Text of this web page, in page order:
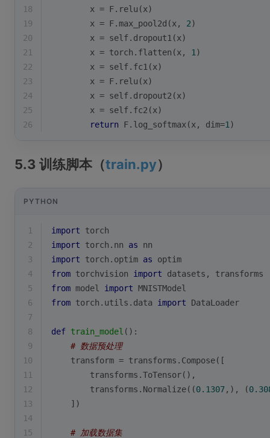
18
        x = F.relu(x)
19
        x = F.max_pool2d(x,
2)
20
        x = self.dropout1(x)
21
        x = torch.flatten(x,
1 )
22
        x = self.fc1(x)
23
        x = F.relu(x)
24
        x = self.dropout2(x)
25
        x = self.fc2(x)
26
return F.log_softmax(x, dim=1 )
5.3 训练脚本（train.py）
PYTHON
1 import torch
2
import torch.nn as nn
3
import torch.optim as optim
4
from torchvision import datasets, transforms
5
from model import MNISTModel
6
from torch.utils.data import DataLoader
7
8
def train_model ():
9
# 数据预处理
10
    transform = transforms.Compose([
11
        transforms.ToTensor(),
12
        transforms.Normalize((
0.1307,), (
13
    ])
14
15
# 加载数据集